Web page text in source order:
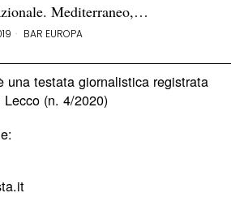
Mediterraneo,…
BAR EUROPA
una testata giornalistica registrata
(n. 4/2020)